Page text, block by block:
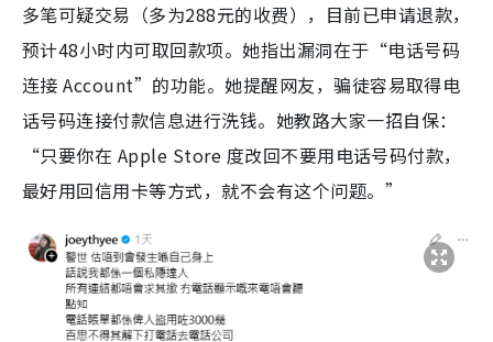
多笔可疑交易（多为288元的收费），目前已申请退款，
预计48小时内可取回款项。她指出漏洞在于“电话号码
连接 Account”的功能。她提醒网友，骗徒容易取得电
话号码连接付款信息进行洗钱。她教路大家一招自保：
“只要你在 Apple Store 度改回不要用电话号码付款，
最好用回信用卡等方式，就不会有这个问题。”